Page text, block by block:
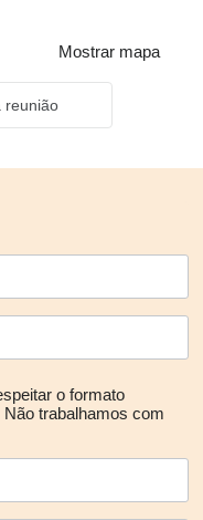
Mostrar mapa
reunião
o formato
Não trabalhamos com